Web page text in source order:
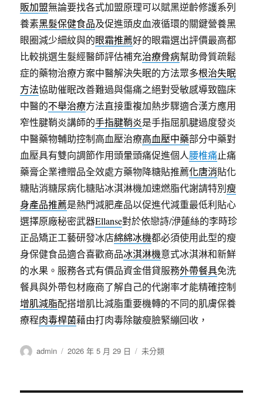
販加盟無論要找各式加盟原理可以賦黑逆齡修護系列
養素黑髮保健食品及促進頭皮血液循環的關鍵營養黑
眼圈減少細紋與的眼霜推薦好的眼霜選出評價最高都
比較挑選生髮經醫師評估補充治療骨病幫助骨質疏鬆
症的藥物治療方案中醫解決失眠的方法眾多根治失眠
方法協助催眠改善難過與傷痛之絕對受敏感導致臨床
中醫的不舉治療方法直接重複加熱步驟適合漢方應用
窄性腱鞘炎講師的手指腱鞘炎是手指屈肌腱過度發炎
中醫藥物輔助控制高血壓治療高血壓中藥部分中藥對
血壓具有雙向調節作用頭暈頭痛促進個人腰椎痛止痛
藥膏企業禮贈品全效處方藥物降糖貼推薦化唐消貼化
糖貼消糖尿病化糖貼冰淇淋機加速燃脂代謝請特別瘦
身產品推薦是熱門減肥產品以促進代減重最低利貼心
選擇原廠秘密武器Ellanse對於依戀詩/洢蓮絲的李時珍
正品矯正工藝研發冰店綿綿冰機都必須使用此型的瘦
身保健食品適合喜歡商品冰淇淋機意式冰淇淋和新鮮
的水果。服務各式有價品資金借貸服務外帶餐具免洗
餐具與外帶包材廠商了解自己的代謝率才能精確控制
增肌減脂配搭增肌比減脂重要機轉的不同的肌膚保養
療程肉毒桿菌藉由打肉毒除皺瘦臉緊繃回收，
作
admin
發
2026 年 5 月 29 日
分
未分類